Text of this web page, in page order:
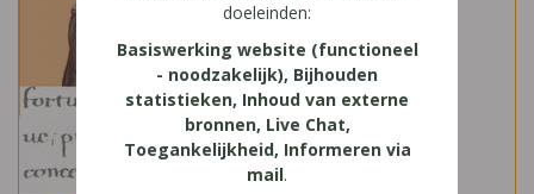
doeleinden:
Basiswerking website (functioneel
- noodzakelijk), Bijhouden
statistieken, Inhoud van externe
bronnen, Live Chat,
Toegankelijkheid, Informeren via
mail.